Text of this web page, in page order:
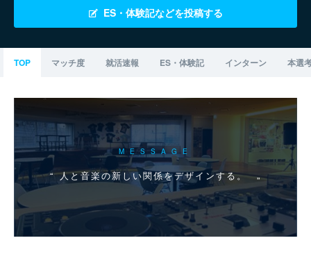
ES・体験記などを投稿する
TOP マッチ度 就活速報 ES・体験記 インターン 本選
MESSAGE
人と音楽の新しい関係をデザインする。